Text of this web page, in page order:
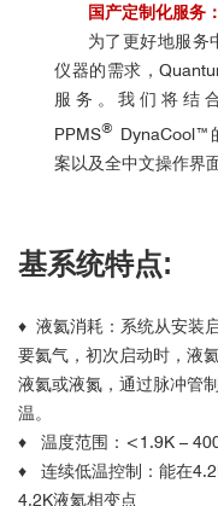
国产定制化服务：
为了更好地服务
仪器的需求，
服务。我们将结
PPMS® DynaCool™
案以及全中文操作界
基系统特点:
♦ 液氦消耗：系统从安装
要氦气，初次启动时，液
液氦或液氮，通过脉冲管
温。
♦ 温度范围：<1.9K –
♦ 连续低温控制：能在
4.2K液氦相变点